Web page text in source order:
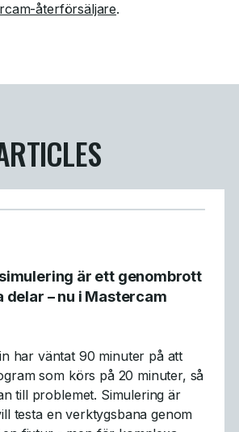
återförsäljare.
ABOUT
är ett genombrott
delar – nu i Mastercam
har väntat 90 minuter på att
som körs på 20 minuter, så
till problemet. Simulering är
testa en verktygsbana genom